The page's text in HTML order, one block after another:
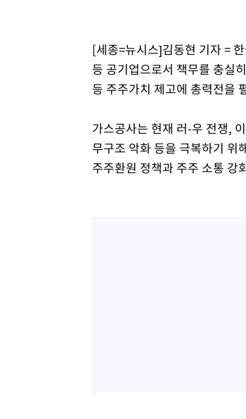
[세종=뉴시스]김동현 기자 =
등 공기업으로서 책무를 충실
등 주주가치 제고에 총력전을
가스공사는 현재 러-우 전쟁,
무구조 악화 등을 극복하기
주주환원 정책과 주주 소통 강